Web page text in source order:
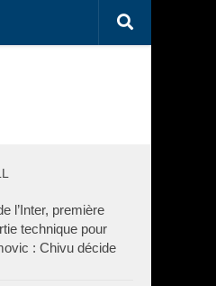
l’Inter, première
technique pour
: Chivu décide